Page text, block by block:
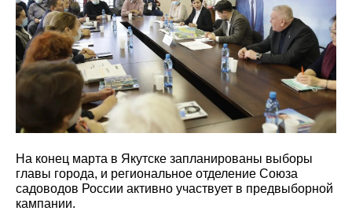
На конец марта в Якутске запланированы выборы
главы города, и региональное отделение Союза
садоводов России активно участвует в предвыборной
кампании.